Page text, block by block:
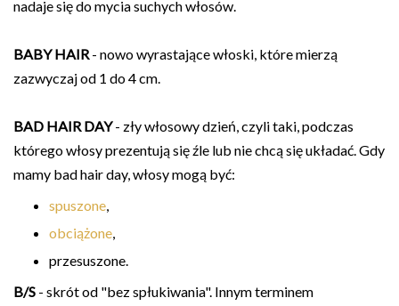
nadaje się do mycia suchych włosów.
BABY HAIR- nowo wyrastające włoski, które mierzą
zazwyczaj od 1 do 4 cm.
BAD HAIR DAY- zły włosowy dzień, czyli taki, podczas
którego włosy prezentują się źle lub nie chcą się układać. Gdy
mamy bad hair day, włosy mogą być:
spuszone,
obciążone,
przesuszone.
B/S - skrót od "bez spłukiwania". Innym terminem